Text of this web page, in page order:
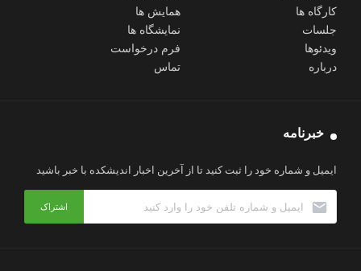
کارگاه ها
همایش ها
جلسات
نمایشگاه ها
ویدئوها
فرم درخواست
درباره
تماس
خبرنامه
ایمیل و شماره خود را ثبت کنید تا از آخرین اخبار اندیشکده با خبر باشید